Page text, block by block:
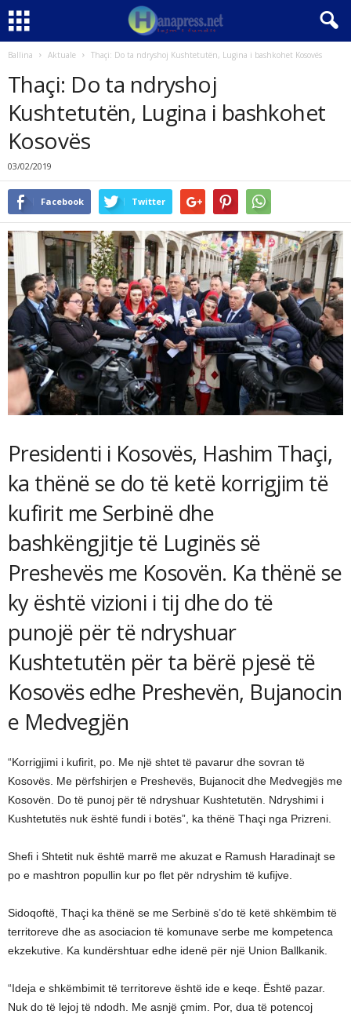
Ballina Aktuale Thaçi: Do ta ndryshoj Kushtetutën, Lugina i bashkohet Kosovës
Thaçi: Do ta ndryshoj
Kushtetutën, Lugina i bashkohet
Kosovës
03/02/2019
Facebook Twitter
Presidenti i Kosovës, Hashim Thaçi,
ka thënë se do të ketë korrigjim të
kufirit me Serbinë dhe
bashkëngjitje të Luginës së
Preshevës me Kosovën. Ka thënë se
ky është vizioni i tij dhe do të
punojë për të ndryshuar
Kushtetutën për ta bërë pjesë të
Kosovës edhe Preshevën, Bujanocin
e Medvegjën
“Korrigjimi i kufirit, po. Me një shtet të pavarur dhe sovran të
Kosovës. Me përfshirjen e Preshevës, Bujanocit dhe Medvegjës me
Kosovën. Do të punoj për të ndryshuar Kushtetutën. Ndryshimi i
Kushtetutës nuk është fundi i botës”, ka thënë Thaçi nga Prizreni.
Shefi i Shtetit nuk është marrë me akuzat e Ramush Haradinajt se
po e mashtron popullin kur po flet për ndryshim të kufijve.
Sidoqoftë, Thaçi ka thënë se me Serbinë s’do të ketë shkëmbim të
territoreve dhe as asociacion të komunave serbe me kompetenca
ekzekutive. Ka kundërshtuar edhe idenë për një Union Ballkanik.
“Ideja e shkëmbimit të territoreve është ide e keqe. Është pazar.
Nuk do të lejoj të ndodh. Me asnjë çmim. Por, dua të potencoj